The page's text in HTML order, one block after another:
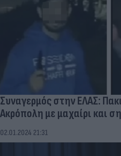
Συναγερμός στην ΕΛΑΣ:
Ακρόπολη με μαχαίρι και
02.01.2024 21:31